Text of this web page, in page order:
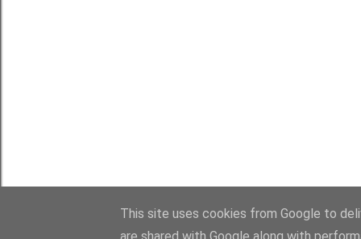
This site uses cookies from Google to